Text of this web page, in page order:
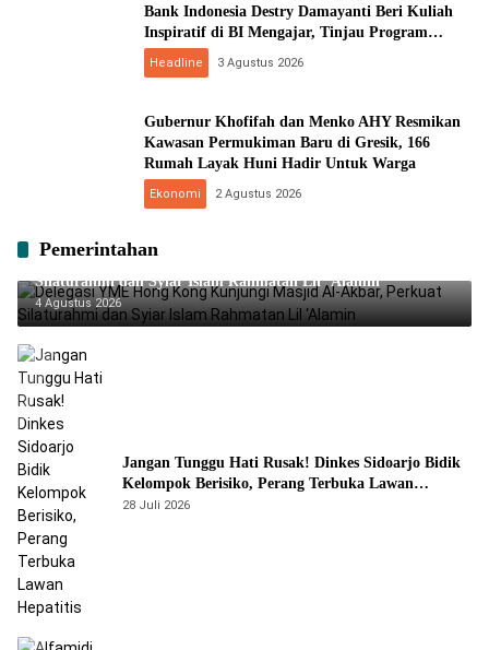
Bank Indonesia Destry Damayanti Beri Kuliah
Inspiratif di BI Mengajar, Tinjau Program
Ketahanan Pangan SMAN Taruna Nala Jatim
Headline 3 Agustus 2026
Gubernur Khofifah dan Menko AHY Resmikan
Kawasan Permukiman Baru di Gresik, 166
Rumah Layak Huni Hadir Untuk Warga
Ekonomi 2 Agustus 2026
Pemerintahan
Delegasi YME Hong Kong Kunjungi Masjid Al-Akbar, Perkuat
Silaturahmi dan Syiar Islam Rahmatan Lil ‘Alamin
4 Agustus 2026
Jangan Tunggu Hati Rusak! Dinkes Sidoarjo Bidik
Kelompok Berisiko, Perang Terbuka Lawan
Hepatitis
28 Juli 2026